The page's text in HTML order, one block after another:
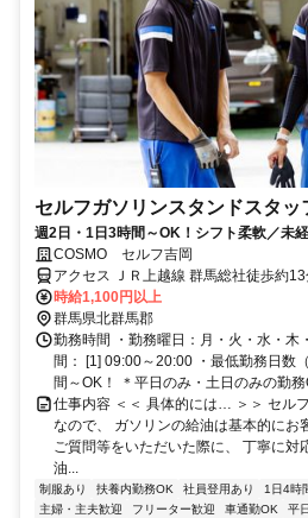
セルフガソリンスタンドスタッ
週2日・1日3時間～OK！シフト柔軟／未
員割引／幅広いスキルが身につく
COSMO セルフ吉岡
アクセス ＪＲ上越線 群馬総社徒歩約
時給1,100円以上
群馬県北群馬郡
勤務時間 ・勤務曜日：月・火・水・木
間： [1] 09:00～20:00 ・最低勤務日数
間～OK！ ＊平日のみ・土日のみの勤
仕事内容 ＜＜ 具体的には… ＞＞ セル
なので、 ガソリンの給油は基本的にお
ご質問等をいただいた際に、 丁寧に対
油...
制服あり 扶養内勤務OK 社員登用あり 1日4時
主婦・主夫歓迎
フリーター歓迎 車通勤OK 平